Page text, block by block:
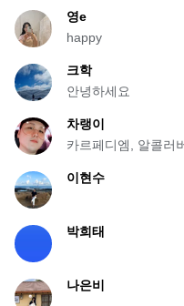
영e
happy
크학
안녕하세요
차랭이
카르페디엠, 알콜러
이현수
박희태
나은비